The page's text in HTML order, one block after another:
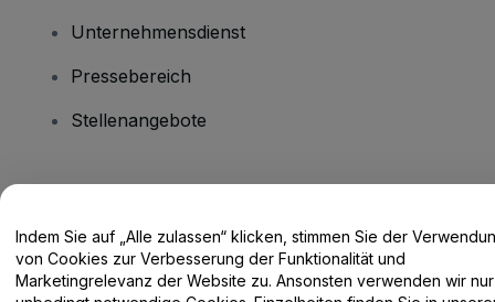
Unternehmensdienst
Pressebereich
Stellenangebote
Hilfe-Center / Kontakt
Indem Sie auf „Alle zulassen“ klicken, stimmen Sie der
von Cookies zur Verbesserung der Funktionalität und
Marketingrelevanz der Website zu. Ansonsten verwenden wir nur